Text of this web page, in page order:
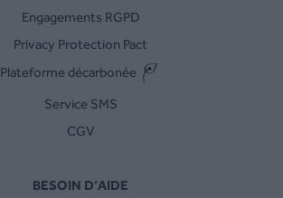
Engagements RGPD
Privacy Protection Pact
Plateforme décarbonée
Service SMS
CGV
BESOIN D’AIDE